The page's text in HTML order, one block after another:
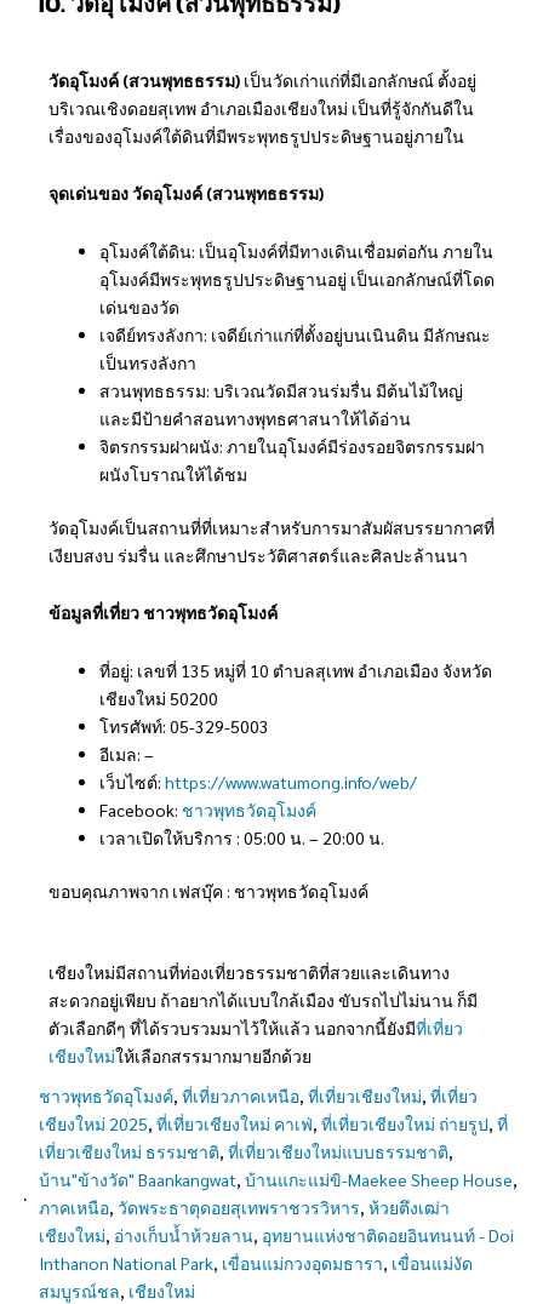
วัดอุโมงค์ (สวนพุทธธรรม) เป็นวัดเก่าแก่ที่มีเอกลักษณ์ ตั้งอยู่
บริเวณเชิงดอยสุเทพ อำเภอเมืองเชียงใหม่ เป็นที่รู้จักกันดีใน
เรื่องของอุโมงค์ใต้ดินที่มีพระพุทธรูปประดิษฐานอยู่ภายใน
จุดเด่นของ วัดอุโมงค์ (สวนพุทธธรรม)
อุโมงค์ใต้ดิน: เป็นอุโมงค์ที่มีทางเดินเชื่อมต่อกัน ภายใน
อุโมงค์มีพระพุทธรูปประดิษฐานอยู่ เป็นเอกลักษณ์ที่โดด
เด่นของวัด
เจดีย์ทรงลังกา: เจดีย์เก่าแก่ที่ตั้งอยู่บนเนินดิน มีลักษณะ
เป็นทรงลังกา
สวนพุทธธรรม: บริเวณวัดมีสวนร่มรื่น มีต้นไม้ใหญ่
และมีป้ายคำสอนทางพุทธศาสนาให้ได้อ่าน
จิตรกรรมฝาผนัง: ภายในอุโมงค์มีร่องรอยจิตรกรรมฝา
ผนังโบราณให้ได้ชม
วัดอุโมงค์เป็นสถานที่ที่เหมาะสำหรับการมาสัมผัสบรรยากาศที่
เงียบสงบ ร่มรื่น และศึกษาประวัติศาสตร์และศิลปะล้านนา
ข้อมูลที่เที่ยว ชาวพุทธวัดอุโมงค์
ที่อยู่: เลขที่ 135 หมู่ที่ 10 ตำบลสุเทพ อำเภอเมือง จังหวัด
เชียงใหม่ 50200
โทรศัพท์: 05-329-5003
อีเมล: –
เว็บไซต์: https://www.watumong.info/web/
Facebook: ชาวพุทธวัดอุโมงค์
เวลาเปิดให้บริการ : 05:00 น. – 20:00 น.
ขอบคุณภาพจาก เฟสบุ๊ค : ชาวพุทธวัดอุโมงค์
เชียงใหม่มีสถานที่ท่องเที่ยวธรรมชาติที่สวยและเดินทาง
สะดวกอยู่เพียบ ถ้าอยากได้แบบใกล้เมือง ขับรถไปไม่นาน ก็มี
ตัวเลือกดีๆ ที่ได้รวบรวมมาไว้ให้แล้ว นอกจากนี้ยังมีที่เที่ยว
เชียงใหม่ให้เลือกสรรมากมายอีกด้วย
ชาวพุทธวัดอุโมงค์,ที่เที่ยวภาคเหนือ,ที่เที่ยวเชียงใหม่,ที่เที่ยว
เชียงใหม่ 2025,ที่เที่ยวเชียงใหม่ คาเฟ่,ที่เที่ยวเชียงใหม่ ถ่ายรูป,ที่
เที่ยวเชียงใหม่ ธรรมชาติ,ที่เที่ยวเชียงใหม่แบบธรรมชาติ,
บ้าน"ข้างวัด" Baankangwat,บ้านแกะแม่ขิ-Maekee Sheep House,
ภาคเหนือ,วัดพระธาตุดอยสุเทพราชวรวิหาร,ห้วยตึงเฒ่า
เชียงใหม่, อ่างเก็บน้ำห้วยลาน, อุทยานแห่งชาติดอยอินทนนท์ - Doi
Inthanon National Park, เขื่อนแม่กวงอุดมธารา, เขื่อนแม่งัด
สมบูรณ์ชล, เชียงใหม่